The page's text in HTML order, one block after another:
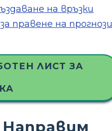
на връзки
правене на прогнози
ЛИСТ ЗА
Направим